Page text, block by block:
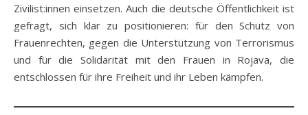
Zivilist:innen einsetzen. Auch die deutsche Öffentlichkeit ist
gefragt, sich klar zu positionieren: für den Schutz von
Frauenrechten, gegen die Unterstützung von Terrorismus
und für die Solidarität mit den Frauen in Rojava, die
entschlossen für ihre Freiheit und ihr Leben kämpfen.